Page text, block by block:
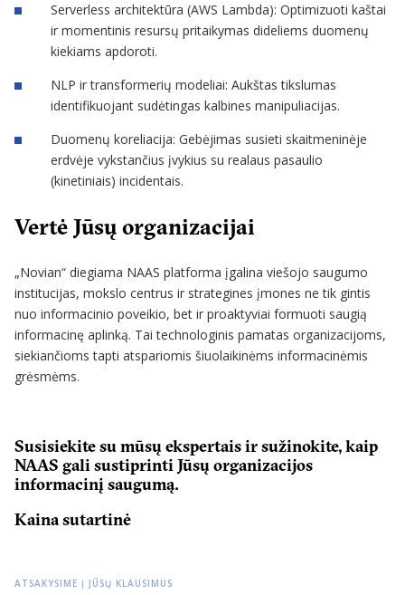
Serverless architektūra (AWS Lambda): Optimizuoti kaštai
ir momentinis resursų pritaikymas dideliems duomenų
kiekiams apdoroti.
NLP ir transformerių modeliai: Aukštas tikslumas
identifikuojant sudėtingas kalbines manipuliacijas.
Duomenų koreliacija: Gebėjimas susieti skaitmeninėje
erdvėje vykstančius įvykius su realaus pasaulio
(kinetiniais) incidentais.
Vertė Jūsų organizacijai
„Novian“ diegiama NAAS platforma įgalina viešojo saugumo
institucijas, mokslo centrus ir strategines įmones ne tik gintis
nuo informacinio poveikio, bet ir proaktyviai formuoti saugią
informacinę aplinką. Tai technologinis pamatas organizacijoms,
siekiančioms tapti atspariomis šiuolaikinėms informacinėmis
grėsmėms.
Susisiekite su mūsų ekspertais ir sužinokite, kaip
NAAS gali sustiprinti Jūsų organizacijos
informacinį saugumą.
Kaina sutartinė
ATSAKYSIME Į JŪSŲ KLAUSIMUS